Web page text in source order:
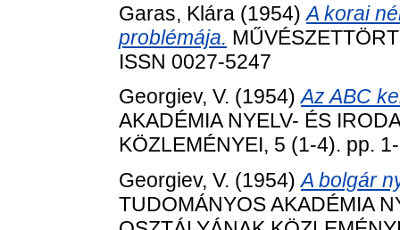
Garas, Klára (1954)A korai
problémája.
ISSN 0027-5247
Georgiev, V. (1954)Az ABC
AKADÉMIA NYELV- ÉS
KÖZLEMÉNYEI, 5 (1-4). pp.
Georgiev, V. (1954)A bolgár
TUDOMÁNYOS AKADÉMIA